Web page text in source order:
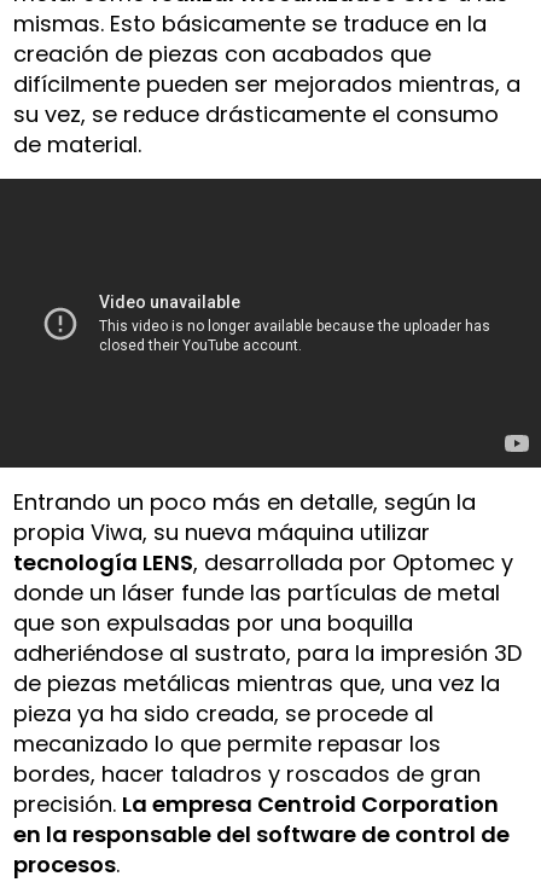
mismas. Esto básicamente se traduce en la
creación de piezas con acabados que
difícilmente pueden ser mejorados mientras, a
su vez, se reduce drásticamente el consumo
de material.
Entrando un poco más en detalle, según la
propia Viwa, su nueva máquina utilizar
tecnología LENS, desarrollada por Optomec y
donde un láser funde las partículas de metal
que son expulsadas por una boquilla
adheriéndose al sustrato, para la impresión 3D
de piezas metálicas mientras que, una vez la
pieza ya ha sido creada, se procede al
mecanizado lo que permite repasar los
bordes, hacer taladros y roscados de gran
precisión. La empresa Centroid Corporation
en la responsable del software de control de
procesos.